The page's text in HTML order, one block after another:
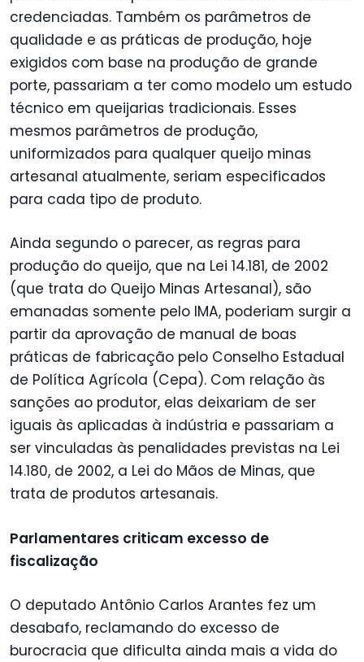
credenciadas. Também os parâmetros de
qualidade e as práticas de produção, hoje
exigidos com base na produção de grande
porte, passariam a ter como modelo um estudo
técnico em queijarias tradicionais. Esses
mesmos parâmetros de produção,
uniformizados para qualquer queijo minas
artesanal atualmente, seriam especificados
para cada tipo de produto.
Ainda segundo o parecer, as regras para
produção do queijo, que na Lei 14.181, de 2002
(que trata do Queijo Minas Artesanal), são
emanadas somente pelo IMA, poderiam surgir a
partir da aprovação de manual de boas
práticas de fabricação pelo Conselho Estadual
de Política Agrícola (Cepa). Com relação às
sanções ao produtor, elas deixariam de ser
iguais às aplicadas à indústria e passariam a
ser vinculadas às penalidades previstas na Lei
14.180, de 2002, a Lei do Mãos de Minas, que
trata de produtos artesanais.
Parlamentares criticam excesso de
fiscalização
O deputado Antônio Carlos Arantes fez um
desabafo, reclamando do excesso de
burocracia que dificulta ainda mais a vida do